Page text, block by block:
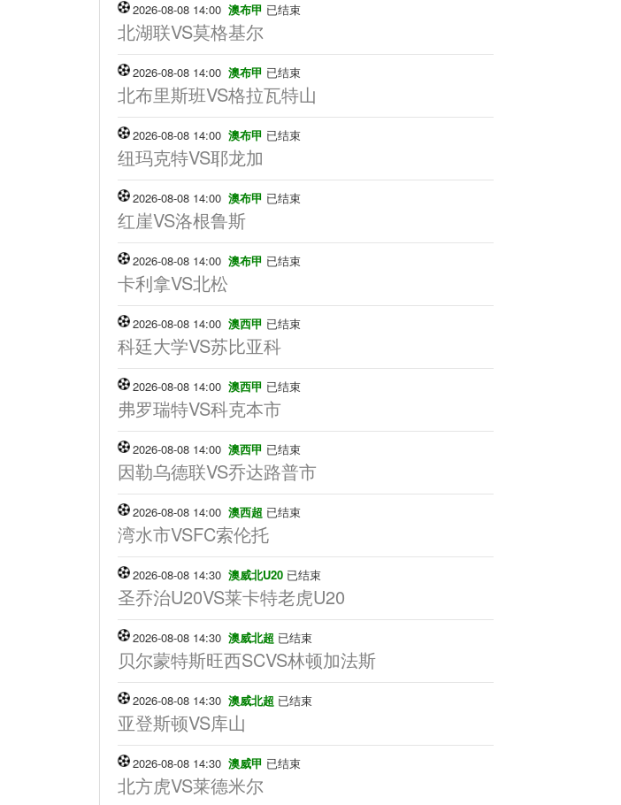
2026-08-08 14:00 澳布甲 已结束
北湖联VS莫格基尔
2026-08-08 14:00 澳布甲 已结束
北布里斯班VS格拉瓦特山
2026-08-08 14:00 澳布甲 已结束
纽玛克特VS耶龙加
2026-08-08 14:00 澳布甲 已结束
红崖VS洛根鲁斯
2026-08-08 14:00 澳布甲 已结束
卡利拿VS北松
2026-08-08 14:00 澳西甲 已结束
科廷大学VS苏比亚科
2026-08-08 14:00 澳西甲 已结束
弗罗瑞特VS科克本市
2026-08-08 14:00 澳西甲 已结束
因勒乌德联VS乔达路普市
2026-08-08 14:00 澳西超 已结束
湾水市VSFC索伦托
2026-08-08 14:30 澳威北U20 已结束
圣乔治U20VS莱卡特老虎U20
2026-08-08 14:30 澳威北超 已结束
贝尔蒙特斯旺西SCVS林顿加法斯
2026-08-08 14:30 澳威北超 已结束
亚登斯顿VS库山
2026-08-08 14:30 澳威甲 已结束
北方虎VS莱德米尔